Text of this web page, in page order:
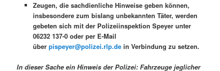
Zeugen, die sachdienliche Hinweise geben können,
insbesondere zum bislang unbekannten Täter, werden
gebeten sich mit der Polizeiinspektion Speyer unter
06232 137-0 oder per E-Mail
über pispeyer@polizei.rlp.dein Verbindung zu setzen.
In dieser Sache ein Hinweis der Polizei: Fahrzeuge jeglicher